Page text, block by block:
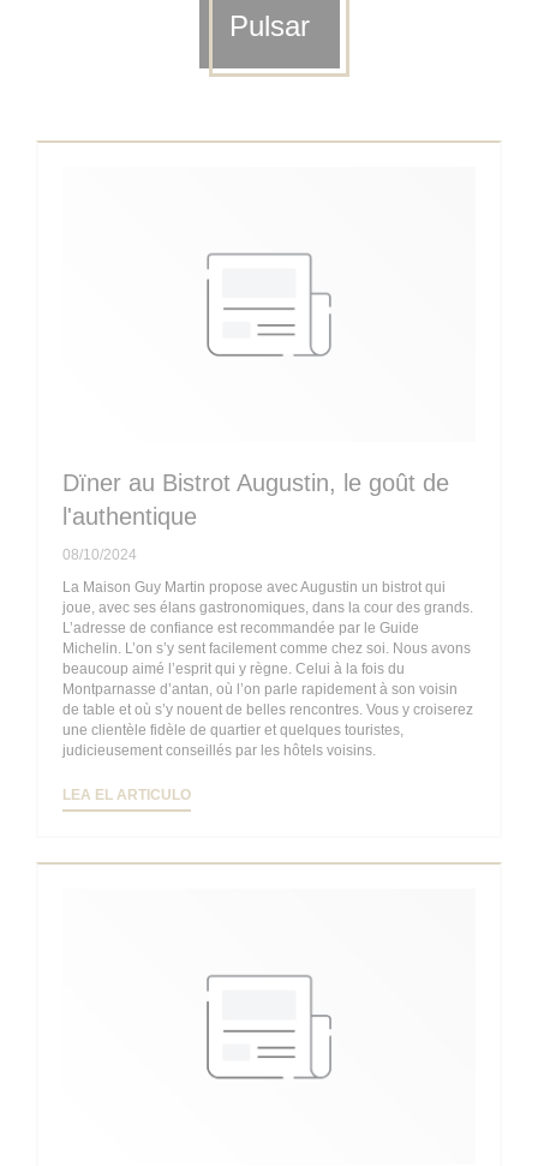
Pulsar
Dïner au Bistrot Augustin, le goût de
l'authentique
08/10/2024
La Maison Guy Martin propose avec Augustin un bistrot qui
joue, avec ses élans gastronomiques, dans la cour des grands.
L’adresse de confiance est recommandée par le Guide
Michelin. L’on s’y sent facilement comme chez soi. Nous avons
beaucoup aimé l’esprit qui y règne. Celui à la fois du
Montparnasse d’antan, où l’on parle rapidement à son voisin
de table et où s’y nouent de belles rencontres. Vous y croiserez
une clientèle fidèle de quartier et quelques touristes,
judicieusement conseillés par les hôtels voisins.
LEA EL ARTICULO((ABRE EN UNA NUEVA VENTANA))